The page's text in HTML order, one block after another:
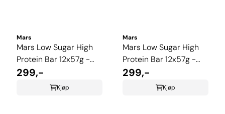
Mars
Mars Low Sugar High
Protein Bar 12x57g -
White Chocolate
299,-
Kjøp
Mars
Mars Low Sugar High
Protein Bar 12x57g -
Milk Chocolate
299,-
Kjøp